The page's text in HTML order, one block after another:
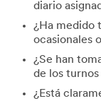
diario
¿Ha medido
ocasionales
¿Se han
de los
¿Está